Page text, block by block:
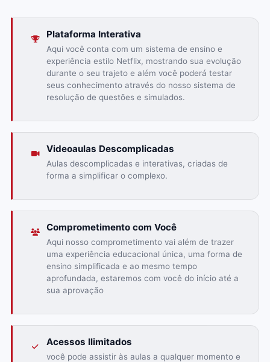
Plataforma Interativa
Aqui você conta com um sistema de ensino e
experiência estilo Netflix, mostrando sua evolução
durante o seu trajeto e além você poderá testar
seus conhecimento através do nosso sistema de
resolução de questões e simulados.
Videoaulas Descomplicadas
Aulas descomplicadas e interativas, criadas de
forma a simplificar o complexo.
Comprometimento com Você
Aqui nosso comprometimento vai além de trazer
uma experiência educacional única, uma forma de
ensino simplificada e ao mesmo tempo
aprofundada, estaremos com você do início até a
sua aprovação
Acessos Ilimitados
você pode assistir às aulas a qualquer momento e